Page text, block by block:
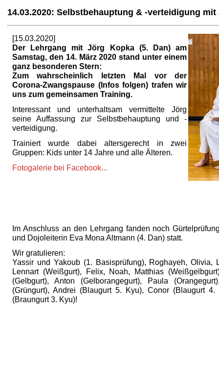
14.03.2020: Selbstbehauptung & -verteidigung
[15.03.2020]
Der Lehrgang mit Jörg Kopka (5. Dan) am
Samstag, den 14. März 2020 stand unter einem
ganz besonderen Stern:
Zum wahrscheinlich letzten Mal vor der
Corona-Zwangspause (Infos folgen) trafen wir
uns zum gemeinsamen Training.
Interessant und unterhaltsam vermittelte Jörg
seine Auffassung zur Selbstbehauptung und -
verteidigung.
Trainiert wurde dabei altersgerecht in zwei
Gruppen: Kids unter 14 Jahre und alle Älteren.
Fotogalerie bei Facebook...
Im Anschluss an den Lehrgang fanden noch
und Dojoleiterin Eva Mona Altmann (4. Dan) statt.
Wir gratulieren:
Yassir und Yakoub (1. Basisprüfung), Roghayeh, Olivia,
Lennart (Weißgurt), Felix, Noah, Matthias
(Gelbgurt), Anton (Gelborangegurt), Paula
(Grüngurt), Andrei (Blaugurt 5. Kyu), Conor (Blaugurt
(Braungurt 3. Kyu)!